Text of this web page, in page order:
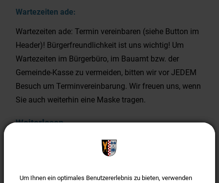
Wartezeiten ade:
Wartezeiten ade: Termin vereinbaren (siehe Button im
Header)! Bürgerfreundlichkeit ist uns wichtig! Um
Wartezeiten im Bürgerbüro, im Bauamt bzw. der
Gemeinde-Kasse zu vermeiden, bitten wir vor JEDEM
Besuch um Terminvereinbarung. Wir freuen uns, wenn
Sie auch weiterhin eine Maske tragen.
Weiterlesen
Offizieller WhatsApp Kanal der
Gemeinde Türkenfeld
Um Ihnen ein optimales Benutzererlebnis zu bieten, verwenden
Um Ihnen ein optimales Benutzererlebnis zu bieten, verwenden